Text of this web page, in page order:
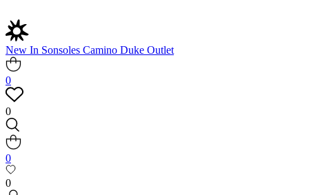
New In Sonsoles Camino Duke Outlet
0
0
0
0